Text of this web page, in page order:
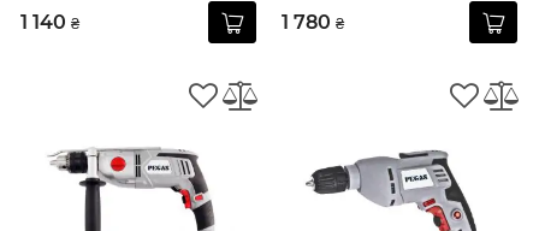
1 140 ₴ 1 780 ₴